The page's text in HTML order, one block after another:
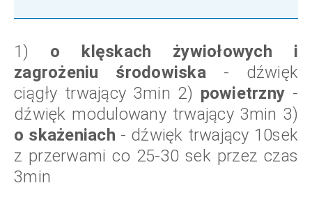
1) o klęskach żywiołowych i
zagrożeniu środowiska - dźwięk
ciągły trwający 3min 2) powietrzny -
dźwięk modulowany trwający 3min 3)
o skażeniach - dźwięk trwający 10sek
z przerwami co 25-30 sek przez czas
3min